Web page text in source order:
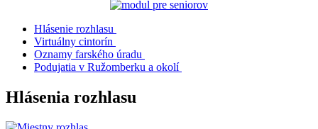
Hlásenie rozhlasu
Virtuálny cintorín
Oznamy farského úradu
Podujatia v Ružomberku a okolí
Hlásenia rozhlasu